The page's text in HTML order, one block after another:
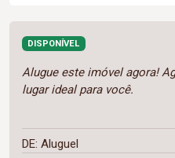
DISPONÍVEL
Alugue este imóvel agora!
lugar ideal para você.
DE: Aluguel